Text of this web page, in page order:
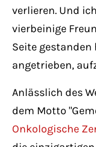
About us
Lorem ipsum
adipiscing
Aenean
massa. Cum
magnis dis
ridiculus
verlieren. Und
vierbeinige
Seite gestanden
angetrieben,
Anlässlich des
dem Motto
Onkologische